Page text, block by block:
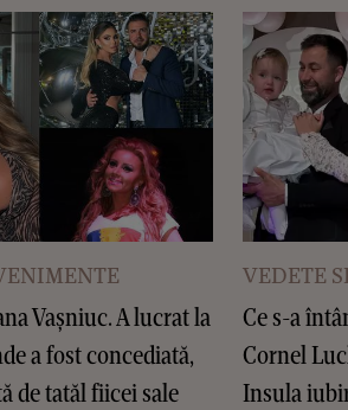
Vașniuc. A lucrat la
a fost concediată,
de tatăl fiicei sale
VEDETE
Ce s-a
Cornel
Insula